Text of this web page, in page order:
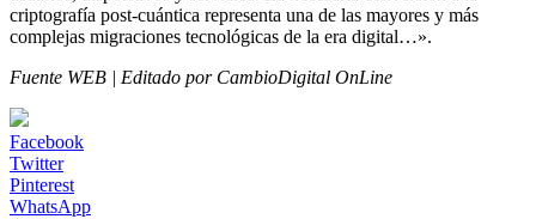
criptografía post-cuántica representa una de las mayores y más
complejas migraciones tecnológicas de la era digital…».
Fuente WEB | Editado por CambioDigital OnLine
Facebook
Twitter
Pinterest
WhatsApp